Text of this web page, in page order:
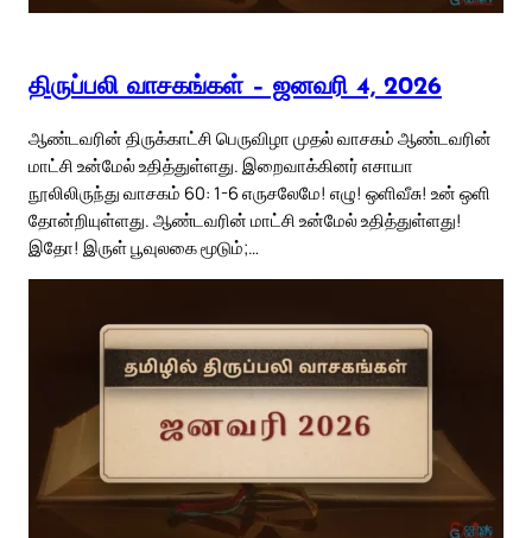
திருப்பலி வாசகங்கள் – ஜனவரி 4, 2026
ஆண்டவரின் திருக்காட்சி பெருவிழா முதல் வாசகம் ஆண்டவரின்
மாட்சி உன்மேல் உதித்துள்ளது. இறைவாக்கினர் எசாயா
நூலிலிருந்து வாசகம் 60: 1-6 எருசலேமே! எழு! ஒளிவீசு! உன் ஒளி
தோன்றியுள்ளது. ஆண்டவரின் மாட்சி உன்மேல் உதித்துள்ளது!
இதோ! இருள் பூவுலகை மூடும்;…